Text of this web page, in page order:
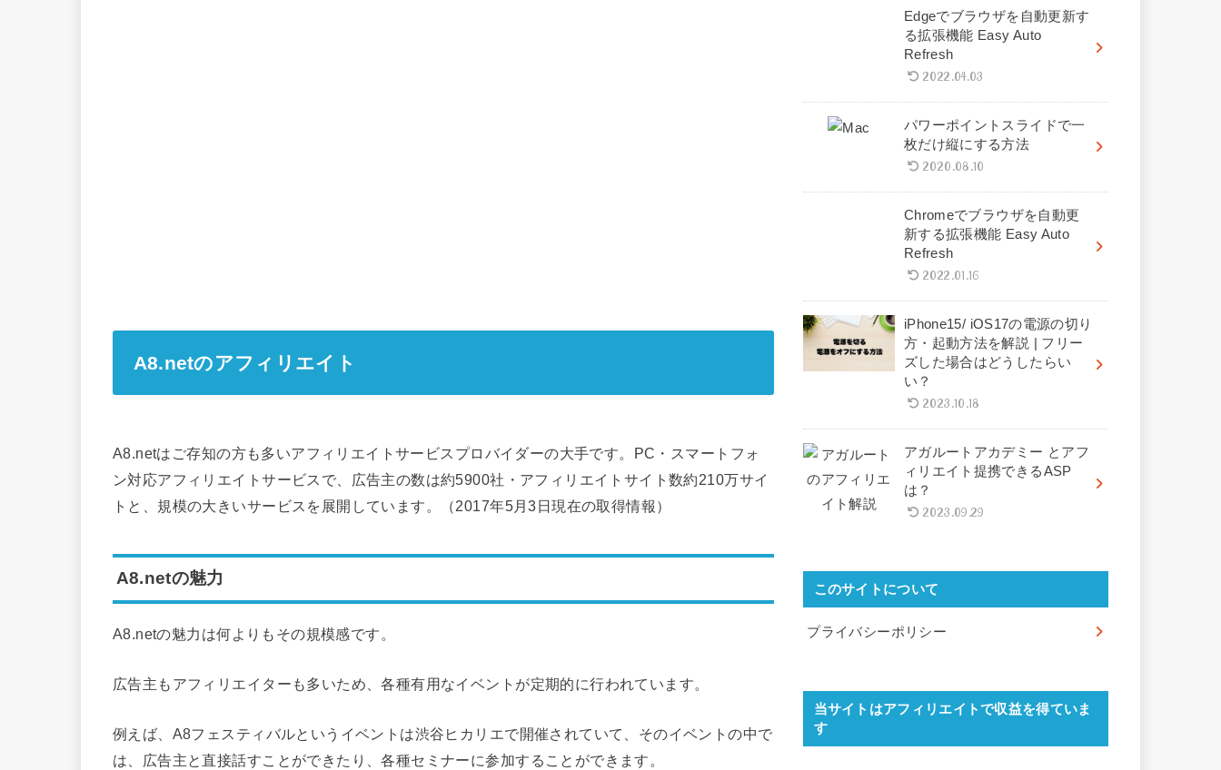
A8.netのアフィリエイト
A8.netはご存知の方も多いアフィリエイトサービスプロバイダーの大手です。PC・スマートフォ
ン対応アフィリエイトサービスで、広告主の数は約5900社・アフィリエイトサイト数約210万サイ
トと、規模の大きいサービスを展開しています。（2017年5月3日現在の取得情報）
A8.netの魅力
A8.netの魅力は何よりもその規模感です。
広告主もアフィリエイターも多いため、各種有用なイベントが定期的に行われています。
例えば、A8フェスティバルというイベントは渋谷ヒカリエで開催されていて、そのイベントの中で
は、広告主と直接話すことができたり、各種セミナーに参加することができます。
Edgeでブラウザを自動更新す
る拡張機能 Easy Auto
Refresh
2022.04.03
パワーポイントスライドで一
枚だけ縦にする方法
2020.08.10
Chromeでブラウザを自動更
新する拡張機能 Easy Auto
Refresh
2022.01.16
iPhone15/ iOS17の電源の切り
方・起動方法を解説 | フリー
ズした場合はどうしたらい
い？
2023.10.18
アガルートアカデミー とアフ
ィリエイト提携できるASP
は？
2023.09.29
このサイトについて
プライバシーポリシー
当サイトはアフィリエイトで収益を得ていま
す